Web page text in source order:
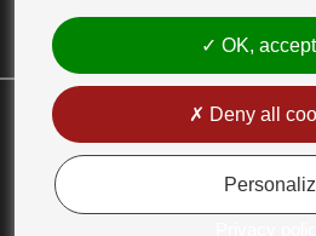
MON COMPTE
CHAMPION ACCESSOIRES
18 Chemin des Bas Jardins 51530 DIZY -
contact@champion-accessoires.com
OK, accept
Deny all